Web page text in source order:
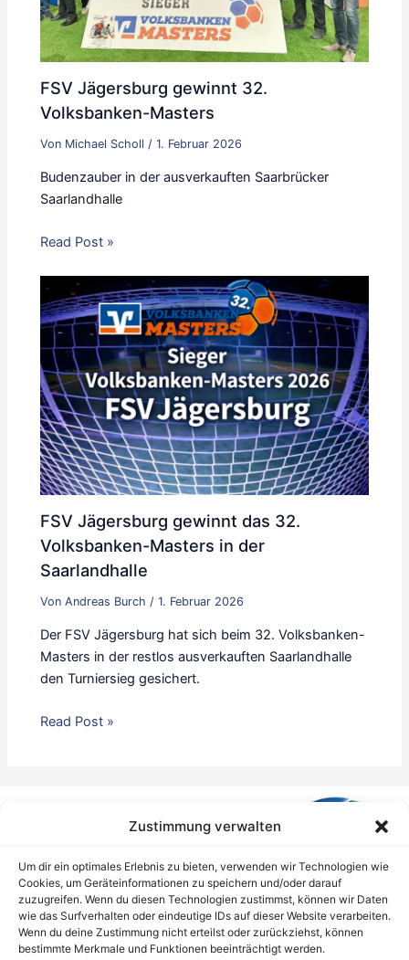
Zustimmung verwalten
Um dir ein optimales Erlebnis zu bieten, verwenden wir Technologien wie
Cookies, um Geräteinformationen zu speichern und/oder darauf
zuzugreifen. Wenn du diesen Technologien zustimmst, können wir Daten
wie das Surfverhalten oder eindeutige IDs auf dieser Website verarbeiten.
Wenn du deine Zustimmung nicht erteilst oder zurückziehst, können
bestimmte Merkmale und Funktionen beeinträchtigt werden.
FSV Jägersburg gewinnt 32.
Volksbanken-Masters
Von Michael Scholl /1. Februar 2026
Budenzauber in der ausverkauften Saarbrücker
Saarlandhalle
Read Post »
FSV Jägersburg gewinnt das 32.
Volksbanken-Masters in der
Saarlandhalle
VonAndreas Burch /1. Februar 2026
Der FSV Jägersburg hat sich beim 32. Volksbanken-
Masters in der restlos ausverkauften Saarlandhalle
den Turniersieg gesichert.
Read Post »